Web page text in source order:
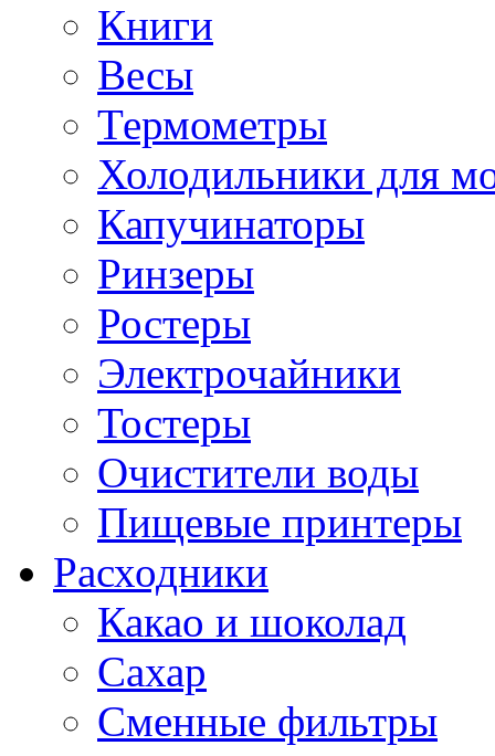
Книги
Весы
Термометры
Холодильники для
Капучинаторы
Ринзеры
Ростеры
Электрочайники
Тостеры
Очистители воды
Пищевые принтеры
Расходники
Какао и шоколад
Сахар
Сменные фильтры